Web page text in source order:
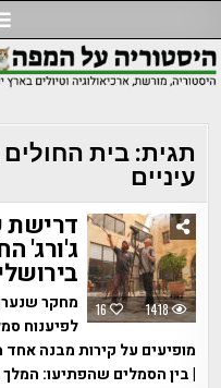
to
content
תגית:בית
עיניים
16 1418
דרישת
ג'ורג'
מחקר
לפיענוח
מופיעים על קירות מבנה
| בין הסמלים שהפתיעו: המלך